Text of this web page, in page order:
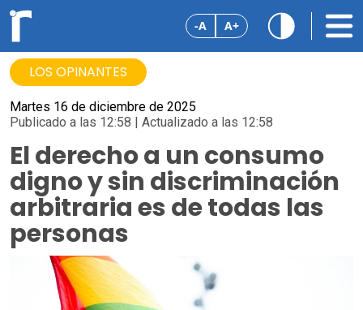
-A A+
LOS OPINANTES
Martes 16 de diciembre de 2025
Publicado a las 12:58 | Actualizado a las 12:58
El derecho a un consumo
digno y sin discriminación
arbitraria es de todas las
personas